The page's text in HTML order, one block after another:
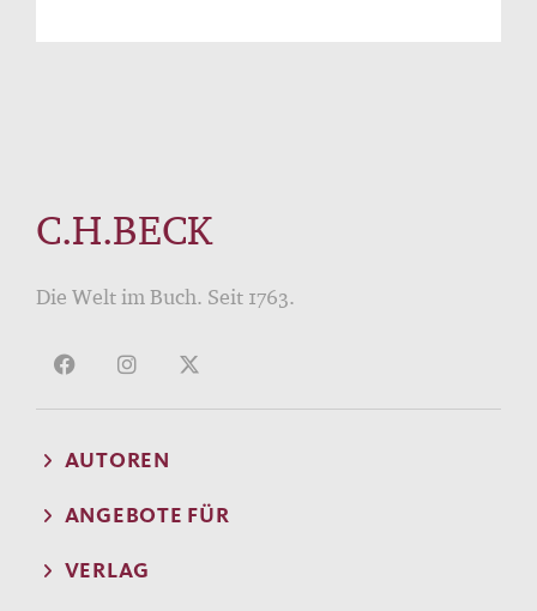
C.H.BECK
Die Welt im Buch. Seit 1763.
AUTOREN
ANGEBOTE FÜR
VERLAG